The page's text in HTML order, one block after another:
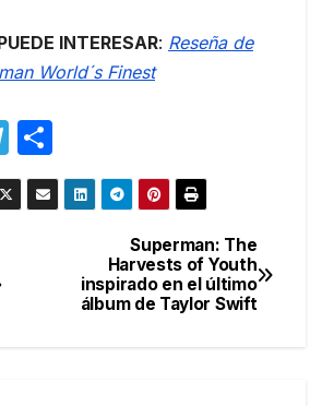
INTERESAR: Reseña de
World´s Finest
T
el
e
o
m
ar
tir
Superman: The
Harvests of Youth
inspirado en el último
álbum de Taylor Swift